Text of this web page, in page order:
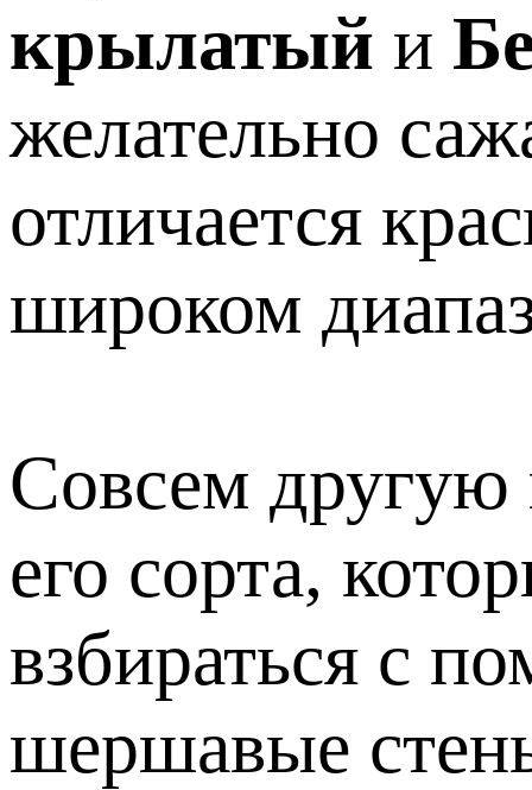
крылатый и
желательно
отличается
широком
Совсем другую
его сорта,
взбираться с
шершавые